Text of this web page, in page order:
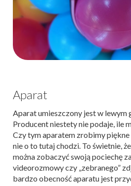
Aparat
Aparat umieszczony jest w lewym
Producent niestety nie podaje, ile
Czy tym aparatem zrobimy piękne
nie o to tutaj chodzi. To świetnie,
można zobaczyć swoją pociechę
videorozmowy czy „zebranego”
bardzo obecność aparatu jest